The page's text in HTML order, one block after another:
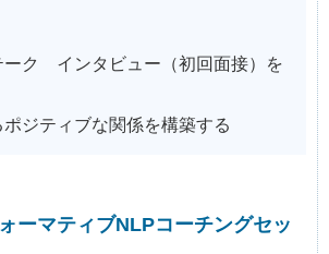
ーク インタビュー（初回面接）を
ジティブな関係を構築する
ーマティブNLPコーチングセッ